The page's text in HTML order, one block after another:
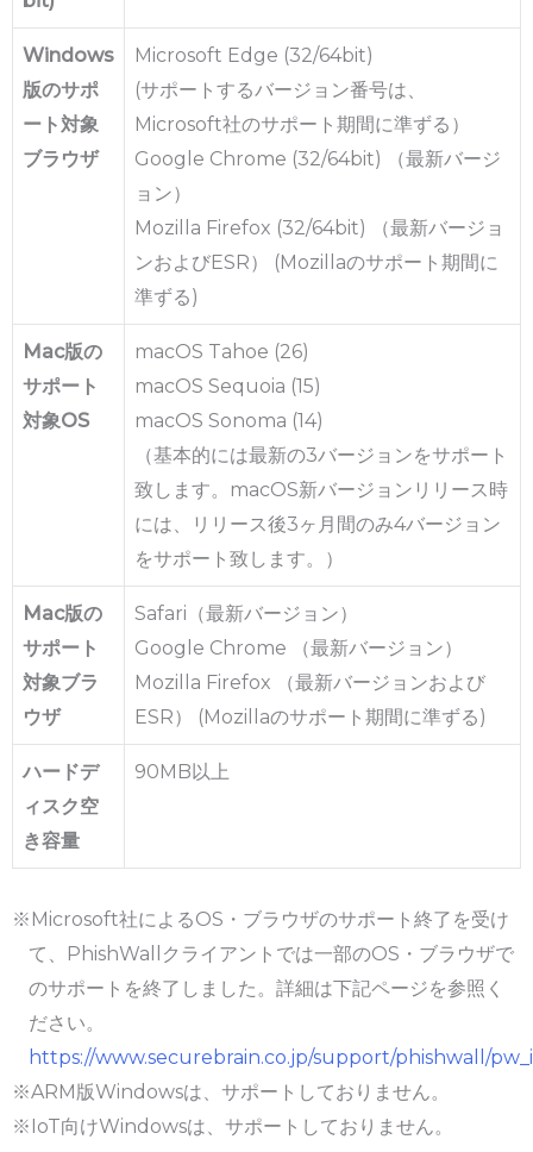
Windows
版のサポ
ート対象
ブラウザ
Microsoft Edge (32/64bit)
(サポートするバージョン番号は、
Microsoft社のサポート期間に準ずる）
Google Chrome (32/64bit) （最新バージ
ョン）
Mozilla Firefox (32/64bit) （最新バージョ
ンおよびESR） (Mozillaのサポート期間に
準ずる)
Mac版の
サポート
対象OS
macOS Tahoe (26)
macOS Sequoia (15)
macOS Sonoma (14)
（基本的には最新の3バージョンをサポート
致します。macOS新バージョンリリース時
には、リリース後3ヶ月間のみ4バージョン
をサポート致します。）
Mac版の
サポート
対象ブラ
ウザ
Safari（最新バージョン）
Google Chrome （最新バージョン）
Mozilla Firefox （最新バージョンおよび
ESR） (Mozillaのサポート期間に準ずる)
ハードデ
ィスク空
き容量
90MB以上
Microsoft社によるOS・ブラウザのサポート終了を受け
て、PhishWallクライアントでは一部のOS・ブラウザで
のサポートを終了しました。詳細は下記ページを参照く
ださい。
https://www.securebrain.co.jp/support/phishwall/
ARM版Windowsは、サポートしておりません。
IoT向けWindowsは、サポートしておりません。